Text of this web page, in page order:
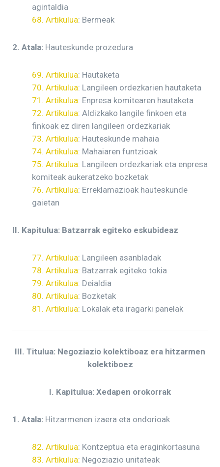
agintaldia
68. Artikulua: Bermeak
2. Atala: Hauteskunde prozedura
69. Artikulua: Hautaketa
70. Artikulua: Langileen ordezkarien hautaketa
71. Artikulua: Enpresa komitearen hautaketa
72. Artikulua: Aldizkako langile finkoen eta
finkoak ez diren langileen ordezkariak
73. Artikulua: Hauteskunde mahaia
74. Artikulua: Mahaiaren funtzioak
75. Artikulua: Langileen ordezkariak eta enpresa
komiteak aukeratzeko bozketak
76. Artikulua: Erreklamazioak hauteskunde
gaietan
II. Kapitulua: Batzarrak egiteko eskubideaz
77. Artikulua: Langileen asanbladak
78. Artikulua: Batzarrak egiteko tokia
79. Artikulua: Deialdia
80. Artikulua: Bozketak
81. Artikulua: Lokalak eta iragarki panelak
III. Titulua: Negoziazio kolektiboaz era hitzarmen
kolektiboez
I. Kapitulua: Xedapen orokorrak
1. Atala: Hitzarmenen izaera eta ondorioak
82. Artikulua: Kontzeptua eta eraginkortasuna
83. Artikulua: Negoziazio unitateak